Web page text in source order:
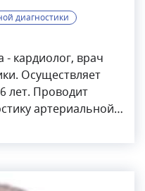
диагностики
- кардиолог, врач
Осуществляет
лет. Проводит
артериальной